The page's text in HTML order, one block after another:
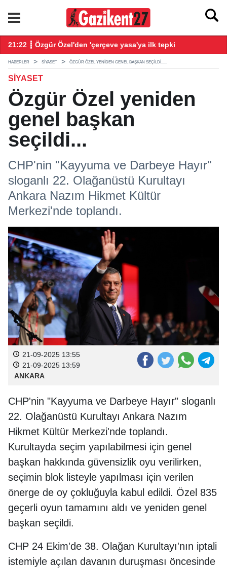
21:22 ┋ Özgür Özel'den 'çerçeve yasa'ya ilk tepki
HABERLER SIYASET ÖZGÜR ÖZEL YENIDEN GENEL BAŞKAN SEÇILDI......
SIYASET
Özgür Özel yeniden
genel başkan
seçildi...
CHP'nin "Kayyuma ve Darbeye Hayır"
sloganlı 22. Olağanüstü Kurultayı
Ankara Nazım Hikmet Kültür
Merkezi'nde toplandı.
21-09-2025 13:55
21-09-2025 13:59
ANKARA
CHP'nin "Kayyuma ve Darbeye Hayır" sloganlı
22. Olağanüstü Kurultayı Ankara Nazım
Hikmet Kültür Merkezi'nde toplandı.
Kurultayda seçim yapılabilmesi için genel
başkan hakkında güvensizlik oyu verilirken,
seçimin blok listeyle yapılması için verilen
önerge de oy çokluğuyla kabul edildi. Özel 835
geçerli oyun tamamını aldı ve yeniden genel
başkan seçildi.
CHP 24 Ekim'de 38. Olağan Kurultayı'nın iptali
istemiyle açılan davanın duruşması öncesinde